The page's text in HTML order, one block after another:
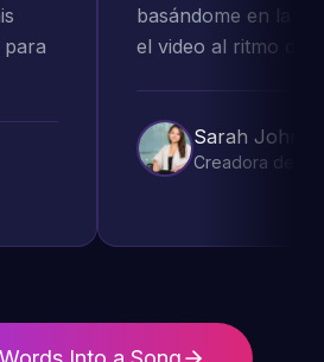
basándome en la
el video al ritmo de la
Sarah Johnson
Creadora de